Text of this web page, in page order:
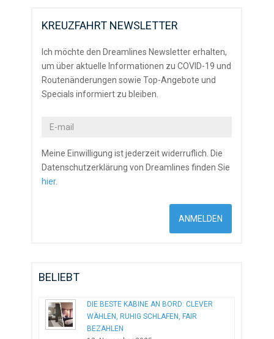
KREUZFAHRT NEWSLETTER
Ich möchte den Dreamlines Newsletter erhalten,
um über aktuelle Informationen zu COVID-19 und
Routenänderungen sowie Top-Angebote und
Specials informiert zu bleiben.
Meine Einwilligung ist jederzeit widerruflich. Die
Datenschutzerklärung von Dreamlines finden Sie
hier.
BELIEBT
DIE BESTE KABINE AN BORD: CLEVER
WÄHLEN, RUHIG SCHLAFEN, FAIR
BEZAHLEN